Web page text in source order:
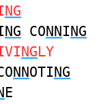
NG
NG CONNING
NGLY
NNOTING
E